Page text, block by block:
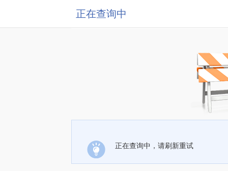
正在查询中
正在查询中，请刷新重试